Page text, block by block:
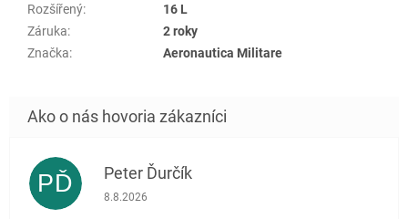
Rozšířený:
16 L
Záruka:
2 roky
Značka: Aeronautica Militare
PĎ Peter Ďurčík
Hodnotenie obchodu je 5 z 5 hviezdičiek.
8.8.2026